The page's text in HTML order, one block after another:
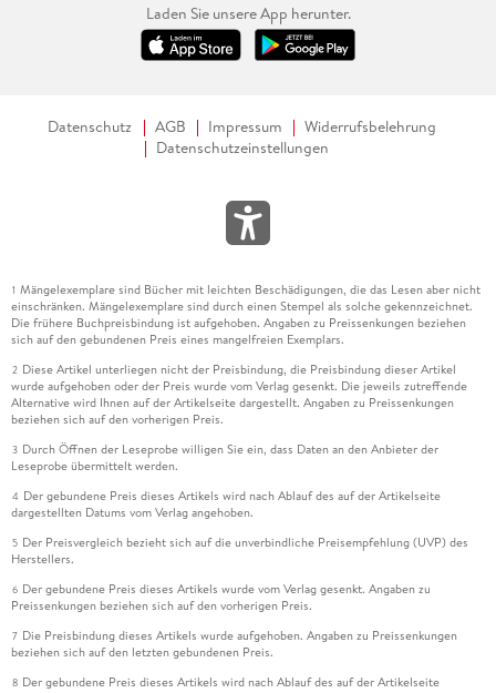
Laden Sie unsere App herunter.
Datenschutz AGB Impressum
Widerrufsbelehrung
Datenschutzeinstellungen
1 Mängelexemplare sind Bücher mit leichten Beschädigungen, die das Lesen aber nicht
einschränken. Mängelexemplare sind durch einen Stempel als solche gekennzeichnet.
Die frühere Buchpreisbindung ist aufgehoben. Angaben zu Preissenkungen beziehen
sich auf den gebundenen Preis eines mangelfreien Exemplars.
2 Diese Artikel unterliegen nicht der Preisbindung, die Preisbindung dieser Artikel
wurde aufgehoben oder der Preis wurde vom Verlag gesenkt. Die jeweils zutreffende
Alternative wird Ihnen auf der Artikelseite dargestellt. Angaben zu Preissenkungen
beziehen sich auf den vorherigen Preis.
3 Durch Öffnen der Leseprobe willigen Sie ein, dass Daten an den Anbieter der
Leseprobe übermittelt werden.
4 Der gebundene Preis dieses Artikels wird nach Ablauf des auf der Artikelseite
dargestellten Datums vom Verlag angehoben.
5 Der Preisvergleich bezieht sich auf die unverbindliche Preisempfehlung (UVP) des
Herstellers.
6 Der gebundene Preis dieses Artikels wurde vom Verlag gesenkt. Angaben zu
Preissenkungen beziehen sich auf den vorherigen Preis.
7 Die Preisbindung dieses Artikels wurde aufgehoben. Angaben zu Preissenkungen
beziehen sich auf den letzten gebundenen Preis.
8 Der gebundene Preis dieses Artikels wird nach Ablauf des auf der Artikelseite